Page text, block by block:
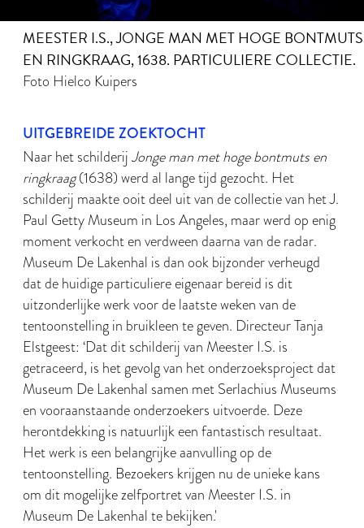
MEESTER I.S., JONGE MAN MET HOGE BONTMUTS
EN RINGKRAAG, 1638. PARTICULIERE COLLECTIE.
Foto Hielco Kuipers
UITGEBREIDE ZOEKTOCHT
Naar het schilderijJonge man met hoge bontmuts en
ringkraag(1638) werd al lange tijd gezocht. Het
schilderij maakte ooit deel uit van de collectie van het J.
Paul Getty Museum in Los Angeles, maar werd op enig
moment verkocht en verdween daarna van de radar.
Museum De Lakenhal is dan ook bijzonder verheugd
dat de huidige particuliere eigenaar bereid is dit
uitzonderlijke werk voor de laatste weken van de
tentoonstelling in bruikleen te geven. Directeur Tanja
Elstgeest: ‘Dat dit schilderij van Meester I.S. is
getraceerd, is het gevolg van het onderzoeksproject dat
Museum De Lakenhal samen met Serlachius Museums
en vooraanstaande onderzoekers uitvoerde. Deze
herontdekking is natuurlijk een fantastisch resultaat.
Het werk is een belangrijke aanvulling op de
tentoonstelling. Bezoekers krijgen nu de unieke kans
om dit mogelijke zelfportret van Meester I.S. in
Museum De Lakenhal te bekijken.'